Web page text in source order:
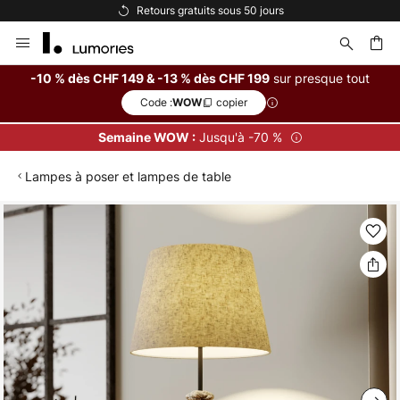
Retours gratuits sous 50 jours
Allez
au
contenu
-10 % dès CHF 149 & -13 % dès CHF 199 sur presque tout
Code :WOW copier
Semaine WOW :Jusqu'à -70 %
Lampes à poser et lampes de table
Skip
of
the
images
gallery